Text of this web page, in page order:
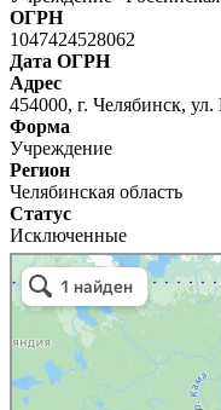
ОГРН
1047424528062
Дата ОГРН
Адрес
454000, г. Челябинск, ул.
Форма
Учреждение
Регион
Челябинская область
Статус
Исключенные